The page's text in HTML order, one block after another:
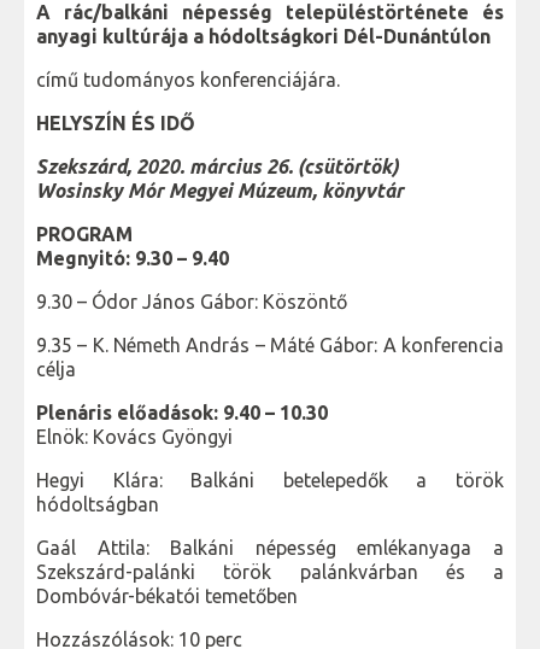
A rác/balkáni népesség településtörténete és
anyagi kultúrája a hódoltságkori Dél-Dunántúlon
című tudományos konferenciájára.
HELYSZÍN ÉS IDŐ
Szekszárd, 2020. március 26. (csütörtök)
Wosinsky Mór Megyei Múzeum, könyvtár
PROGRAM
Megnyitó: 9.30 – 9.40
9.30 – Ódor János Gábor: Köszöntő
9.35 – K. Németh András – Máté Gábor: A konferencia
célja
Plenáris előadások: 9.40 – 10.30
Elnök: Kovács Gyöngyi
Hegyi Klára: Balkáni betelepedők a török
hódoltságban
Gaál Attila: Balkáni népesség emlékanyaga a
Szekszárd-palánki török palánkvárban és a
Dombóvár-békatói temetőben
Hozzászólások: 10 perc